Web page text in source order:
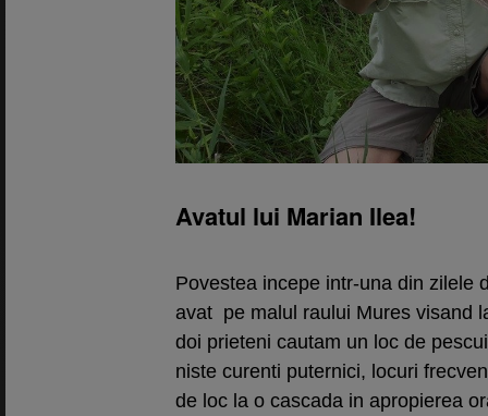
Avatul lui Marian Ilea!
Povestea incepe intr-una din zilele
avat pe malul raului Mures visand
doi prieteni cautam un loc de
niste curenti puternici, locuri
de loc la o cascada in apropierea